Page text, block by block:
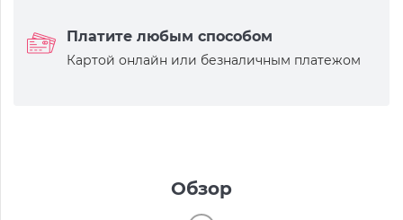
Платите любым способом
Картой онлайн или безналичным платежом
Обзор